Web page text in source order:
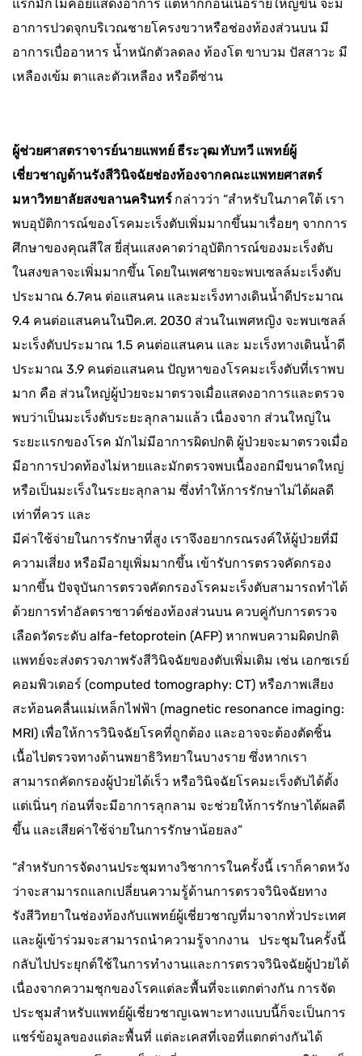
แรกมักไม่ค่อยแสดงอาการ แต่หากก้อนเนื้อร้ายใหญ่ขึ้น จะมี
อาการปวดจุกบริเวณชายโครงขวาหรือช่องท้องส่วนบน มี
อาการเบื่ออาหาร น้ำหนักตัวลดลง ท้องโต ขาบวม ปัสสาวะ มี
เหลืองเข้ม ตาและตัวเหลือง หรือดีซ่าน
ผู้ช่วยศาสตราจารย์นายแพทย์ ธีระวุฒ ทับทวี แพทย์ผู้
เชี่ยวชาญด้านรังสีวินิจฉัยช่องท้องจากคณะแพทยศาสตร์
มหาวิทยาลัยสงขลานครินทร์ กล่าวว่า “สำหรับในภาคใต้ เรา
พบอุบัติการณ์ของโรคมะเร็งตับเพิ่มมากขึ้นมาเรื่อยๆ จากการ
ศึกษาของคุณสีใส ยี่สุ่นแสงคาดว่าอุบัติการณ์ของมะเร็งตับ
ในสงขลาจะเพิ่มมากขึ้น โดยในเพศชายจะพบเซลล์มะเร็งตับ
ประมาณ 6.7คน ต่อแสนคน และมะเร็งทางเดินน้ำดีประมาณ
9.4 คนต่อแสนคนในปีค.ศ. 2030 ส่วนในเพศหญิง จะพบเซลล์
มะเร็งตับประมาณ 1.5 คนต่อแสนคน และ มะเร็งทางเดินน้ำดี
ประมาณ 3.9 คนต่อแสนคน ปัญหาของโรคมะเร็งตับที่เราพบ
มาก คือ ส่วนใหญ่ผู้ป่วยจะมาตรวจเมื่อแสดงอาการและตรวจ
พบว่าเป็นมะเร็งตับระยะลุกลามแล้ว เนื่องจาก ส่วนใหญ่ใน
ระยะแรกของโรค มักไม่มีอาการผิดปกติ ผู้ป่วยจะมาตรวจเมื่อ
มีอาการปวดท้องไม่หายและมักตรวจพบเนื้องอกมีขนาดใหญ่
หรือเป็นมะเร็งในระยะลุกลาม ซึ่งทำให้การรักษาไม่ได้ผลดี
เท่าที่ควร และ
มีค่าใช้จ่ายในการรักษาที่สูง เราจึงอยากรณรงค์ให้ผู้ป่วยที่มี
ความเสี่ยง หรือมีอายุเพิ่มมากขึ้น เข้ารับการตรวจคัดกรอง
มากขึ้น ปัจจุบันการตรวจคัดกรองโรคมะเร็งตับสามารถทำได้
ด้วยการทำอัลตราซาวด์ช่องท้องส่วนบน ควบคู่กับการตรวจ
เลือดวัดระดับ alfa-fetoprotein (AFP) หากพบความผิดปกติ
แพทย์จะส่งตรวจภาพรังสีวินิจฉัยของตับเพิ่มเติม เช่น เอกซเรย์
คอมพิวเตอร์ (computed tomography: CT) หรือภาพเสียง
สะท้อนคลื่นแม่เหล็กไฟฟ้า (magnetic resonance imaging:
MRI) เพื่อให้การวินิจฉัยโรคที่ถูกต้อง และอาจจะต้องตัดชิ้น
เนื้อไปตรวจทางด้านพยาธิวิทยาในบางราย ซึ่งหากเรา
สามารถคัดกรองผู้ป่วยได้เร็ว หรือวินิจฉัยโรคมะเร็งตับได้ตั้ง
แต่เนิ่นๆ ก่อนที่จะมีอาการลุกลาม จะช่วยให้การรักษาได้ผลดี
ขึ้น และเสียค่าใช้จ่ายในการรักษาน้อยลง”
“สำหรับการจัดงานประชุมทางวิชาการในครั้งนี้ เราก็คาดหวัง
ว่าจะสามารถแลกเปลี่ยนความรู้ด้านการตรวจวินิจฉัยทาง
รังสีวิทยาในช่องท้องกับแพทย์ผู้เชี่ยวชาญที่มาจากทั่วประเทศ
และผู้เข้าร่วมจะสามารถนำความรู้จากงาน ประชุมในครั้งนี้
กลับไปประยุกต์ใช้ในการทำงานและการตรวจวินิจฉัยผู้ป่วยได้
เนื่องจากความชุกของโรคแต่ละพื้นที่จะแตกต่างกัน การจัด
ประชุมสำหรับแพทย์ผู้เชี่ยวชาญเฉพาะทางแบบนี้ก็จะเป็นการ
แชร์ข้อมูลของแต่ละพื้นที่ แต่ละเคสที่เจอที่แตกต่างกันได้